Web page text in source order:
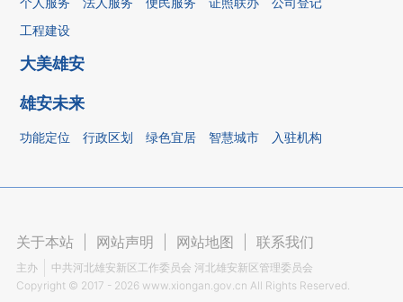
工程建设
大美雄安
雄安未来
功能定位 行政区划 绿色宜居 智慧城市 入驻机构
关于本站 网站声明 网站地图 联系我们
主办
中共河北雄安新区工作委员会 河北雄安新区管理委员会
Copyright © 2017 - 2026 www.xiongan.gov.cn All Rights Reserved.